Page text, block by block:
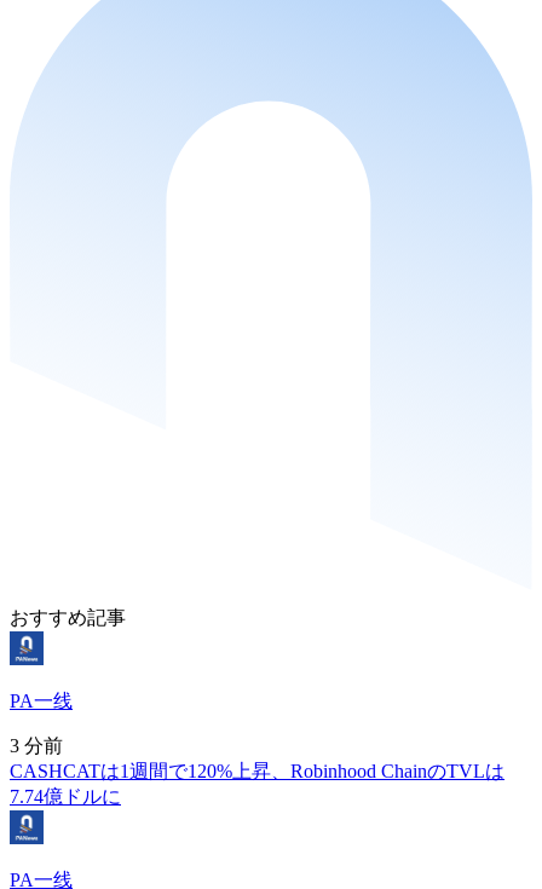
おすすめ記事
PA一线
3 分前
CASHCATは1週間で120%上昇、Robinhood ChainのTVLは
7.74億ドルに
PA一线